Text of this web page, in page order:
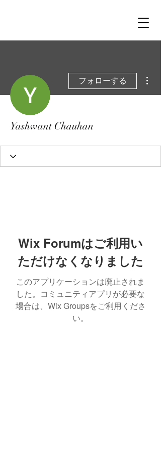
フォローする
Yashwant Chauhan
Wix Forumはご利用い
ただけなくなりました
このアプリケーションは廃止されま
した。コミュニティアプリが必要な
場合は、Wix Groupsをご利用くださ
い。